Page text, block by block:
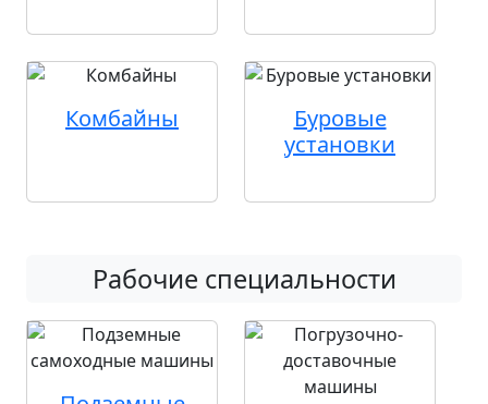
Комбайны
Буровые
установки
Рабочие специальности